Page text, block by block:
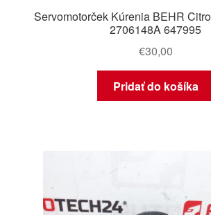
Servomotorček Kúrenia BEHR
2706148A 647995
€30,00
Pridať do košíka